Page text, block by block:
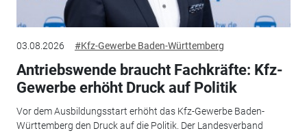
03.08.2026 #Kfz-Gewerbe Baden-Württemberg
Antriebswende braucht Fachkräfte: Kfz-
Gewerbe erhöht Druck auf Politik
Vor dem Ausbildungsstart erhöht das Kfz-Gewerbe Baden-
Württemberg den Druck auf die Politik. Der Landesverband